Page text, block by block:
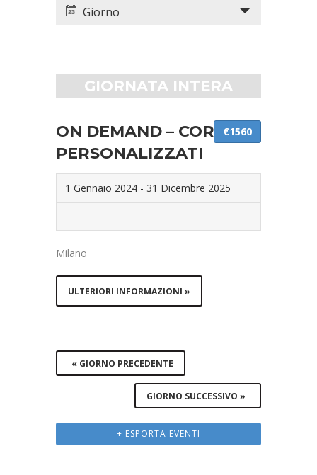
Giorno
GIORNATA INTERA
ON DEMAND – CORSI
PERSONALIZZATI
1 Gennaio 2024 - 31 Dicembre 2025
€1560
Milano
ULTERIORI INFORMAZIONI »
« GIORNO PRECEDENTE
GIORNO SUCCESSIVO »
+ ESPORTA EVENTI